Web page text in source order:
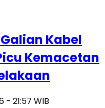
Kabel
Kemacetan
- 21:57 WIB